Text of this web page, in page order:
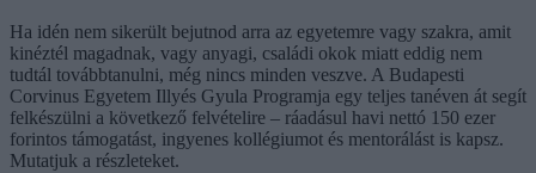
Ha idén nem sikerült bejutnod arra az egyetemre vagy szakra, amit
kinéztél magadnak, vagy anyagi, családi okok miatt eddig nem
tudtál továbbtanulni, még nincs minden veszve. A Budapesti
Corvinus Egyetem Illyés Gyula Programja egy teljes tanéven át segít
felkészülni a következő felvételire – ráadásul havi nettó 150 ezer
forintos támogatást, ingyenes kollégiumot és mentorálást is kapsz.
Mutatjuk a részleteket.